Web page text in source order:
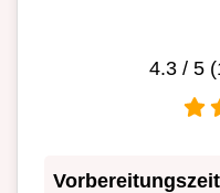
4.3 / 5 (